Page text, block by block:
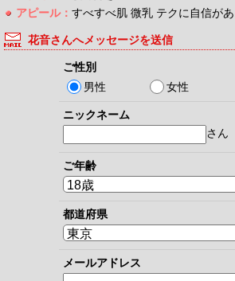
アピール： すべすべ肌 微乳 テクに自信があ
花音さんへメッセージを送信